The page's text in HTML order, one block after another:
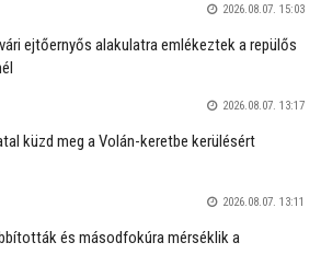
2026.08.07. 15:03
ejtőernyős alakulatra emlékeztek a repülős
2026.08.07. 13:17
küzd meg a Volán-keretbe kerülésért
2026.08.07. 13:11
és másodfokúra mérséklik a